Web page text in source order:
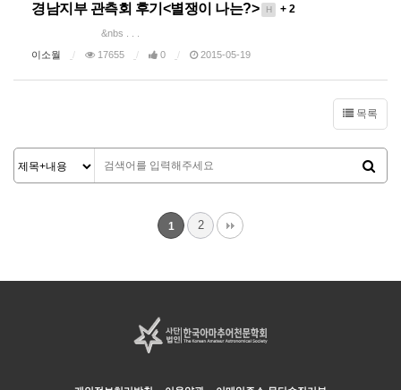
경남지부 관측회 후기<별쟁이 나는?> H + 2
&nbs . . .
이소월
17655 0 2015-05-19
목록
1 2